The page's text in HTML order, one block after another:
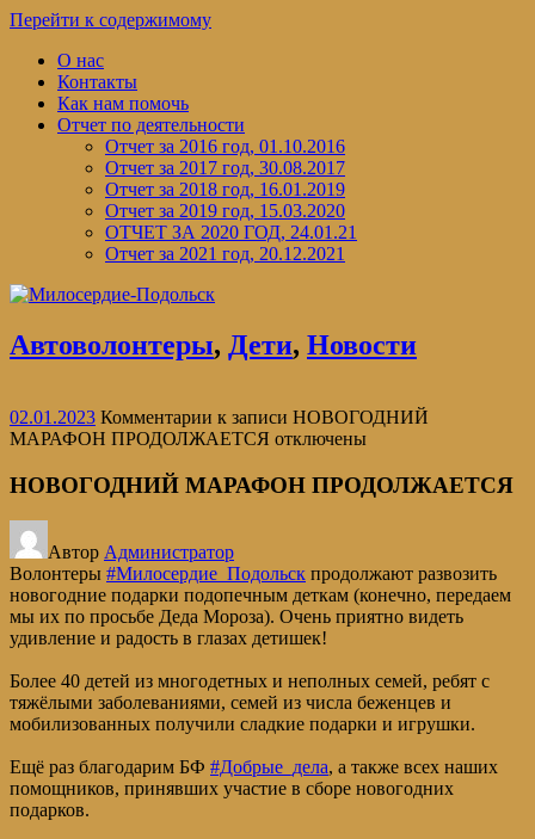
Перейти к содержимому
О нас
Контакты
Как нам помочь
Отчет по деятельности
Отчет за 2016 год, 01.10.2016
Отчет за 2017 год, 30.08.2017
Отчет за 2018 год, 16.01.2019
Отчет за 2019 год, 15.03.2020
ОТЧЕТ ЗА 2020 ГОД, 24.01.21
Отчет за 2021 год, 20.12.2021
Автоволонтеры, Дети, Новости
02.01.2023 Комментарии к записи НОВОГОДНИЙ
МАРАФОН ПРОДОЛЖАЕТСЯ отключены
НОВОГОДНИЙ МАРАФОН ПРОДОЛЖАЕТСЯ
Автор Администратор
Волонтеры #Милосердие_Подольск продолжают развозить
новогодние подарки подопечным деткам (конечно, передаем
мы их по просьбе Деда Мороза). Очень приятно видеть
удивление и радость в глазах детишек!
Более 40 детей из многодетных и неполных семей, ребят с
тяжёлыми заболеваниями, семей из числа беженцев и
мобилизованных получили сладкие подарки и игрушки.
Ещё раз благодарим БФ #Добрые_дела, а также всех наших
помощников, принявших участие в сборе новогодних
подарков.